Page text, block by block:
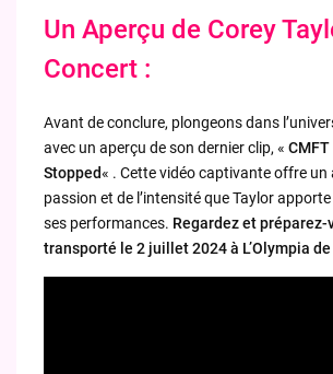
Un Aperçu de Corey
Concert :
Avant de conclure, plongeons dans
avec un aperçu de son dernier clip, «
Stopped« . Cette vidéo captivante offre un
passion et de l’intensité que Taylor
ses performances. Regardez et préparez-
transporté le 2 juillet 2024 à L’Olympia